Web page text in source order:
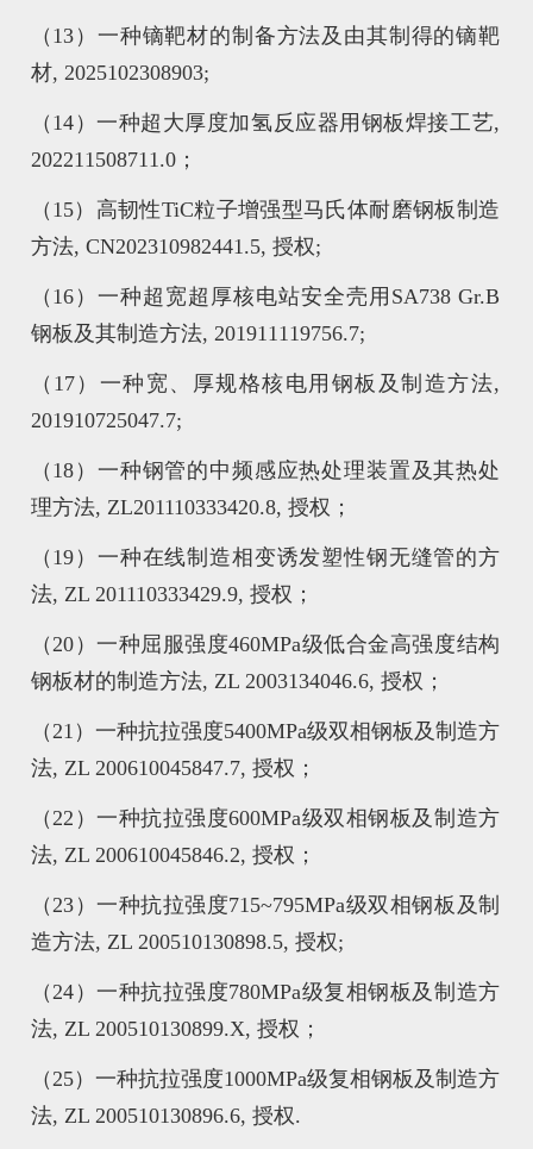
（13）一种镝靶材的制备方法及由其制得的镝靶
材, 2025102308903;
（14）一种超大厚度加氢反应器用钢板焊接工艺,
202211508711.0；
（15）高韧性TiC粒子增强型马氏体耐磨钢板制造
方法, CN202310982441.5, 授权;
（16）一种超宽超厚核电站安全壳用SA738 Gr.B
钢板及其制造方法, 201911119756.7;
（17）一种宽、厚规格核电用钢板及制造方法,
201910725047.7;
（18）一种钢管的中频感应热处理装置及其热处
理方法, ZL201110333420.8, 授权；
（19）一种在线制造相变诱发塑性钢无缝管的方
法, ZL 201110333429.9, 授权；
（20）一种屈服强度460MPa级低合金高强度结构
钢板材的制造方法, ZL 2003134046.6, 授权；
（21）一种抗拉强度5400MPa级双相钢板及制造方
法, ZL 200610045847.7, 授权；
（22）一种抗拉强度600MPa级双相钢板及制造方
法, ZL 200610045846.2, 授权；
（23）一种抗拉强度715~795MPa级双相钢板及制
造方法, ZL 200510130898.5, 授权;
（24）一种抗拉强度780MPa级复相钢板及制造方
法, ZL 200510130899.X, 授权；
（25）一种抗拉强度1000MPa级复相钢板及制造方
法, ZL 200510130896.6, 授权.